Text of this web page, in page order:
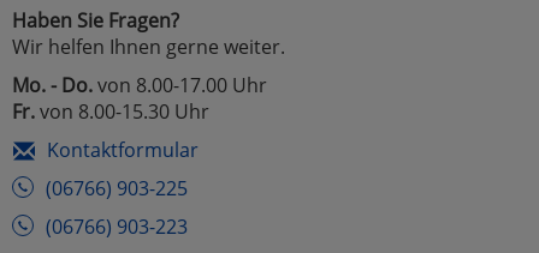
Haben Sie Fragen?
Wir helfen Ihnen gerne weiter.
Mo. - Do.von 8.00-17.00 Uhr
Fr.von 8.00-15.30 Uhr
Kontaktformular
(06766) 903-225
(06766) 903-223